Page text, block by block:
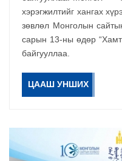
хэрэгжилтийг хангах
зөвлөл Монголын
сарын 13-ны өдөр
байгууллаа.
ЦААШ УНШИХ